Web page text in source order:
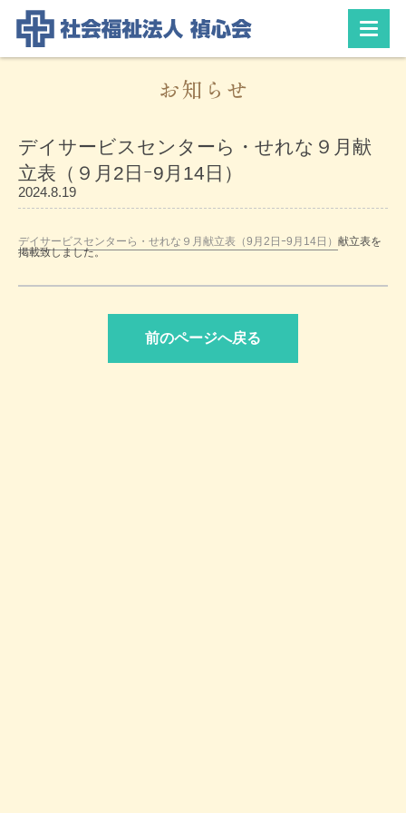
お知らせ
デイサービスセンターら・せれな９月献
立表（９月2日ｰ9月14日）
2024.8.19
デイサービスセンターら・せれな９月献立表（9月2日ｰ9月14日） 献立表を
掲載致しました。
前のページへ戻る